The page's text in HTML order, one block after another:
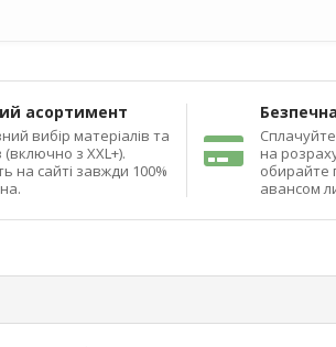
асортимент
вибір матеріалів та
(включно з XXL+).
на сайті завжди 100%
на
обирайте
авансом